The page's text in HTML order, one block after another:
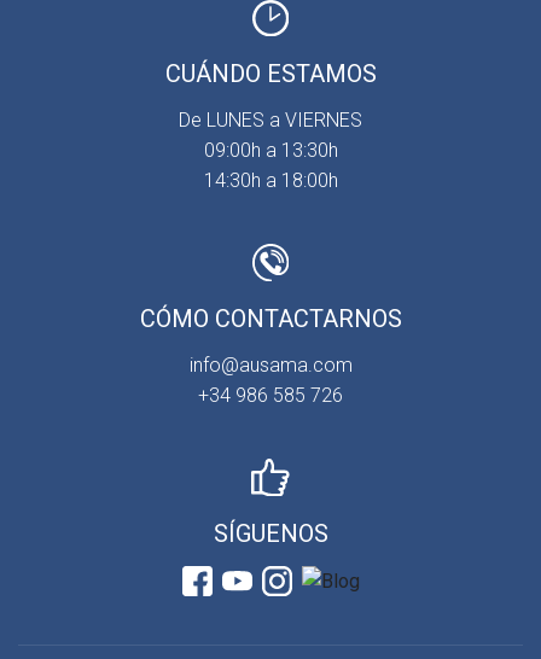
CUÁNDO ESTAMOS
De LUNES a VIERNES
09:00h a 13:30h
14:30h a 18:00h
CÓMO CONTACTARNOS
info@ausama.com
+34 986 585 726
SÍGUENOS